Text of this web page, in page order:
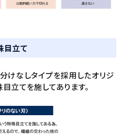
目立て
けなしタイプを採用したオリジ
立てを施してあります。